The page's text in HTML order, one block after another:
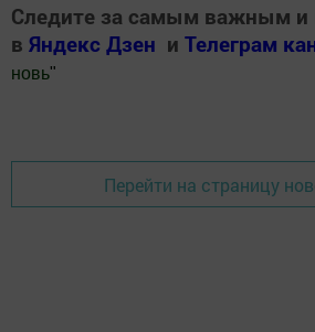
Следите за самым важным и
в Яндекс Дзен и Телеграм
новь"
Перейти на страницу